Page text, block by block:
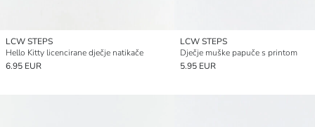
LCW STEPS
Hello Kitty licencirane dječje natikače
6.95 EUR
LCW STEPS
Dječje muške papuče s printom
5.95 EUR